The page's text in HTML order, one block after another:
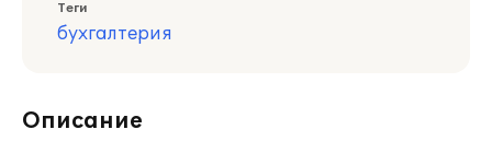
Теги
бухгалтерия
Описание